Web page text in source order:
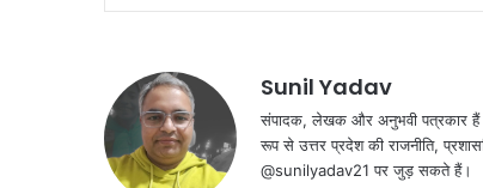
Sunil Yadav
संपादक, लेखक और अनुभवी पत्रकार
रूप से उत्तर प्रदेश की राजनीति,
@sunilyadav21 पर जुड़ सकते हैं।